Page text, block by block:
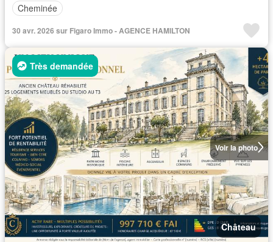
Cheminée
30 avr. 2026 sur Figaro Immo - AGENCE HAMILTON
Voir la photo
Très demandée
Château